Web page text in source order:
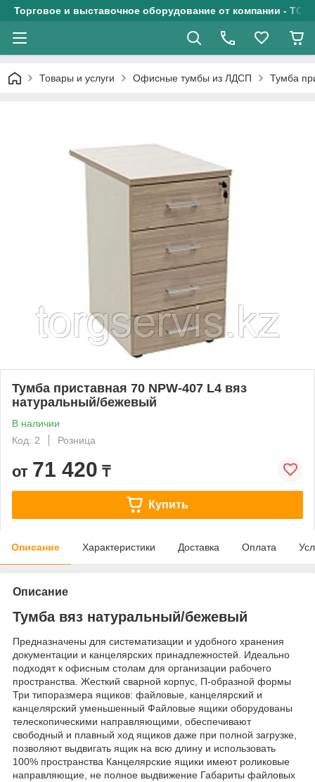
Торговое и выставочное оборудование от компании - ТОО
Товары и услуги Офисные тумбы из ЛДСП Тумба
Тумба приставная 70 NPW-407 L4 вяз
натуральный/бежевый
В наличии
Код: 2
Розница
от 71 420 ₸
Купить
Описание Характеристики Доставка Оплата
Описание
Тумба вяз натуральный/бежевый
Предназначены для систематизации и удобного хранения
документации и канцелярских принадлежностей. Идеально
подходят к офисным столам для организации рабочего
пространства. Жесткий сварной корпус, П-образной формы
Три типоразмера ящиков: файловые, канцелярский и
канцелярский уменьшенный Файловые ящики оборудованы
телескопическими направляющими, обеспечивают
свободный и плавный ход ящиков даже при полной загрузке,
позволяют выдвигать ящик на всю длину и использовать
100% пространства Канцелярские ящики имеют роликовые
направляющие, не полное выдвижение Габариты файловых